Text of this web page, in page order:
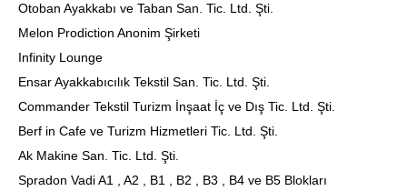
Otoban Ayakkabı ve Taban San. Tic. Ltd. Şti.
Melon Prodiction Anonim Şirketi
Infinity Lounge
Ensar Ayakkabıcılık Tekstil San. Tic. Ltd. Şti.
Commander Tekstil Turizm İnşaat İç ve Dış Tic. Ltd. Şti.
Berf in Cafe ve Turizm Hizmetleri Tic. Ltd. Şti.
Ak Makine San. Tic. Ltd. Şti.
Spradon Vadi A1 , A2 , B1 , B2 , B3 , B4 ve B5 Blokları